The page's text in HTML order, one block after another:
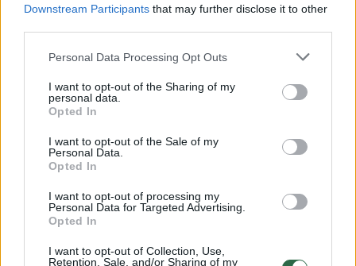
Downstream Participants that may further disclose it to other
Personal Data Processing Opt Outs
I want to opt-out of the Sharing of my
personal data.
Opted In
I want to opt-out of the Sale of my
Personal Data.
Opted In
I want to opt-out of processing my
Personal Data for Targeted Advertising.
Opted In
I want to opt-out of Collection, Use,
Retention, Sale, and/or Sharing of my
Žinios | Lietuvos diena
00:00:59
Vokietijos vidaus reikalų ministras iškėlė A. Merkel
ultimatumą dėl migrantų
Žinios | Pasaulis
Angela Merkel apie Donaldo Trumpo sprendimą: